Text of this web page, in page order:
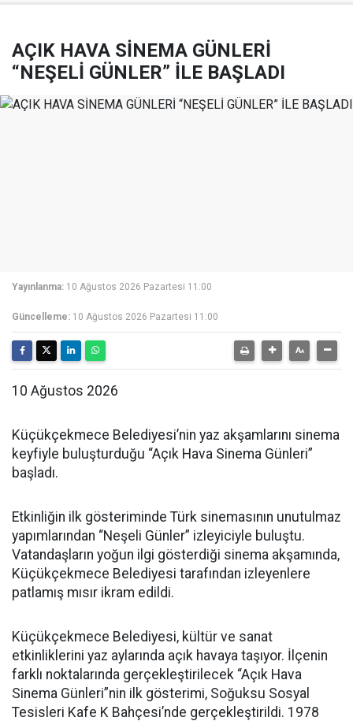
AÇIK HAVA SİNEMA GÜNLERİ
“NEŞELİ GÜNLER” İLE BAŞLADI
Yayınlanma: 10 Ağustos 2026 Pazartesi 11:00
Güncelleme: 10 Ağustos 2026 Pazartesi 11:00
10 Ağustos 2026
Küçükçekmece Belediyesi’nin yaz akşamlarını sinema
keyfiyle buluşturduğu “Açık Hava Sinema Günleri”
başladı.
Etkinliğin ilk gösteriminde Türk sinemasının unutulmaz
yapımlarından “Neşeli Günler” izleyiciyle buluştu.
Vatandaşların yoğun ilgi gösterdiği sinema akşamında,
Küçükçekmece Belediyesi tarafından izleyenlere
patlamış mısır ikram edildi.
Küçükçekmece Belediyesi, kültür ve sanat
etkinliklerini yaz aylarında açık havaya taşıyor. İlçenin
farklı noktalarında gerçekleştirilecek “Açık Hava
Sinema Günleri”nin ilk gösterimi, Soğuksu Sosyal
Tesisleri Kafe K Bahçesi’nde gerçekleştirildi. 1978